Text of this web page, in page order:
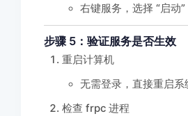
右键服务，选择 “启动”
步骤 5：验证服务是否生效
重启计算机
无需登录，直接重启系
检查 frpc 进程